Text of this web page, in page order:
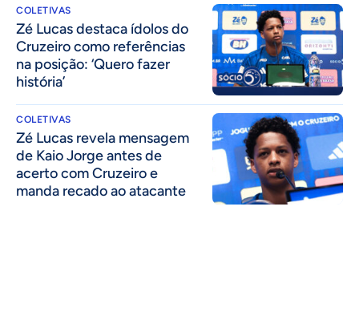
COLETIVAS
Zé Lucas destaca ídolos do
Cruzeiro como referências
na posição: ‘Quero fazer
história’
COLETIVAS
Zé Lucas revela mensagem
de Kaio Jorge antes de
acerto com Cruzeiro e
manda recado ao atacante